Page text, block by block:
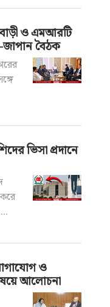
ও এমআরটি
বৈঠক
ভিসা প্রদানে
ও
আলোচনা